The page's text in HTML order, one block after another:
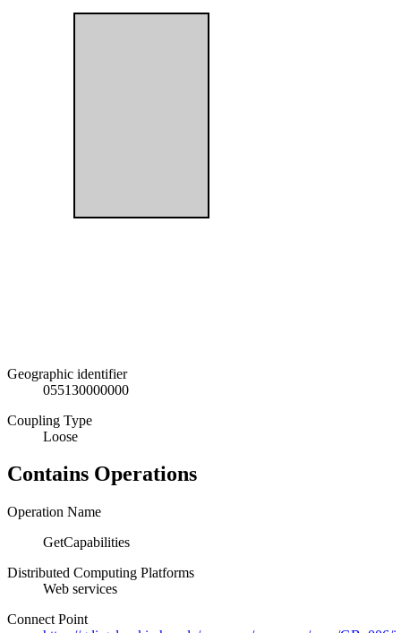
Geographic identifier
055130000000
Coupling Type
Loose
Contains Operations
Operation Name
GetCapabilities
Distributed Computing Platforms
Web services
Connect Point